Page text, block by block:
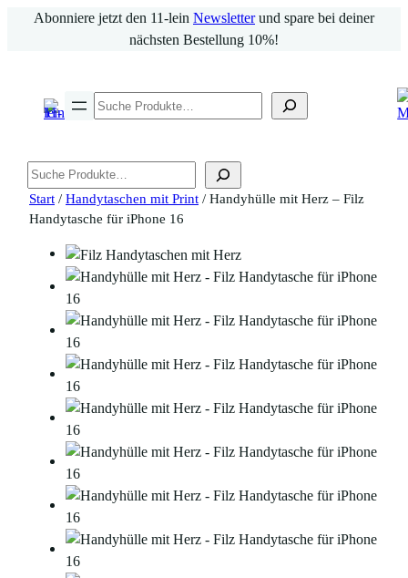
Abonniere jetzt den 11-lein Newsletterund spare bei deiner
nächsten Bestellung 10%!
Suchen
Suchen
Start / Handytaschen mit Print / Handyhülle mit Herz – Filz
Handytasche für iPhone 16